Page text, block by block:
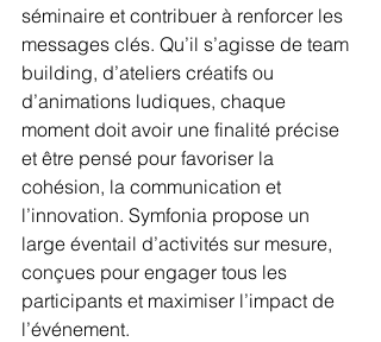
séminaire et contribuer à renforcer les
messages clés. Qu’il s’agisse de team
building, d’ateliers créatifs ou
d’animations ludiques, chaque
moment doit avoir une finalité précise
et être pensé pour favoriser la
cohésion, la communication et
l’innovation. Symfonia propose un
large éventail d’activités sur mesure,
conçues pour engager tous les
participants et maximiser l’impact de
l’événement.